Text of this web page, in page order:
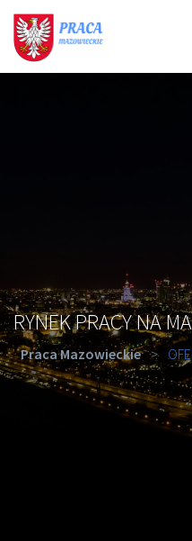
RYNEK PRACY NA
Praca Mazowieckie >